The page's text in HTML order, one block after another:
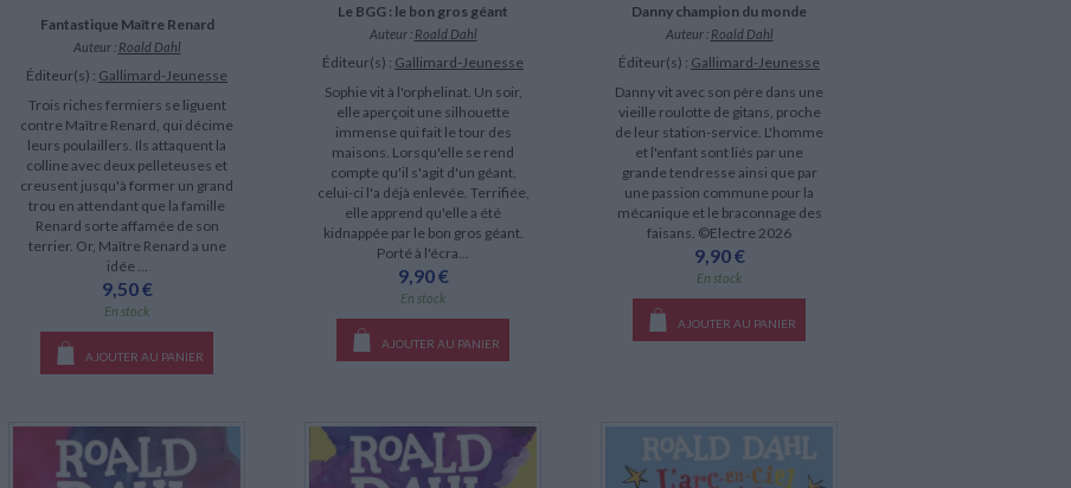
Fantastique Maître Renard
Auteur : Roald Dahl
Éditeur(s) : Gallimard-Jeunesse
Trois riches fermiers se liguent
contre Maître Renard, qui décime
leurs poulaillers. Ils attaquent la
colline avec deux pelleteuses et
creusent jusqu'à former un grand
trou en attendant que la famille
Renard sorte affamée de son
terrier. Or, Maître Renard a une
idée ...
9,50 €
En stock
AJOUTER AU PANIER
Le BGG : le bon gros géant
Auteur : Roald Dahl
Éditeur(s) : Gallimard-Jeunesse
Sophie vit à l'orphelinat. Un soir,
elle aperçoit une silhouette
immense qui fait le tour des
maisons. Lorsqu'elle se rend
compte qu'il s'agit d'un géant,
celui-ci l'a déjà enlevée. Terrifiée,
elle apprend qu'elle a été
kidnappée par le bon gros géant.
Porté à l'écra...
9,90 €
En stock
AJOUTER AU PANIER
Danny champion du monde
Auteur : Roald Dahl
Éditeur(s) : Gallimard-Jeunesse
Danny vit avec son père dans une
vieille roulotte de gitans, proche
de leur station-service. L'homme
et l'enfant sont liés par une
grande tendresse ainsi que par
une passion commune pour la
mécanique et le braconnage des
faisans. ©Electre 2026
9,90 €
En stock
AJOUTER AU PANIER